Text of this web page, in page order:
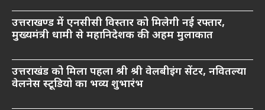
उत्तराखण्ड में एनसीसी विस्तार को मिलेगी नई रफ्तार,
मुख्यमंत्री धामी से महानिदेशक की अहम मुलाकात
उत्तराखंड को मिला पहला श्री श्री वेलबीइंग सेंटर, नवितल्या
वेलनेस स्टूडियो का भव्य शुभारंभ